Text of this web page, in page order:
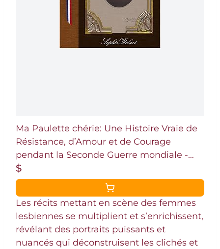
Ma Paulette chérie: Une Histoire Vraie de
Résistance, d’Amour et de Courage
pendant la Seconde Guerre mondiale -
Lettres interdites et destins de femmes
libres
$
Les récits mettant en scène des femmes
lesbiennes se multiplient et s’enrichissent,
révélant des portraits puissants et
nuancés qui déconstruisent les clichés et